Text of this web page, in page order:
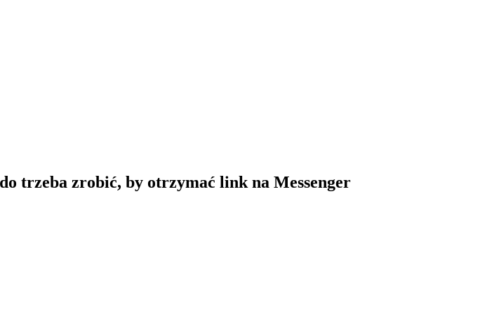
trzeba zrobić, by otrzymać link na Messenger